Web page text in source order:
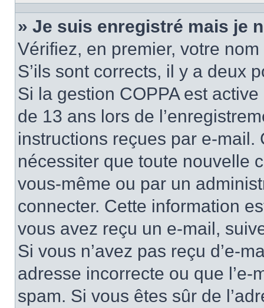
» Je suis enregistré mais je
Vérifiez, en premier, votre
S’ils sont corrects, il y a deux
Si la gestion COPPA est
de 13 ans lors de
instructions reçues par e-
nécessiter que toute nouvelle
vous-même ou par un
connecter. Cette information
vous avez reçu un e-mail,
Si vous n’avez pas reçu d’e-
adresse incorrecte ou que
spam. Si vous êtes sûr de